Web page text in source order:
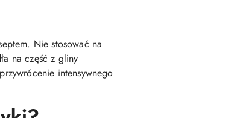
Nie stosować na
na część z gliny
intensywnego